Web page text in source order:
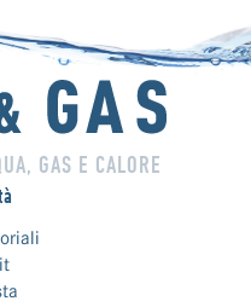
GAS E CALORE